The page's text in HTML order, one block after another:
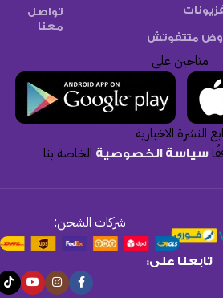
متتفوتش
تواصل
معنا
متاحين على
النشرة الاخبارية
سياسة الخصوصية الخاصة بنا
شركات الشحن:
تابعنا على: